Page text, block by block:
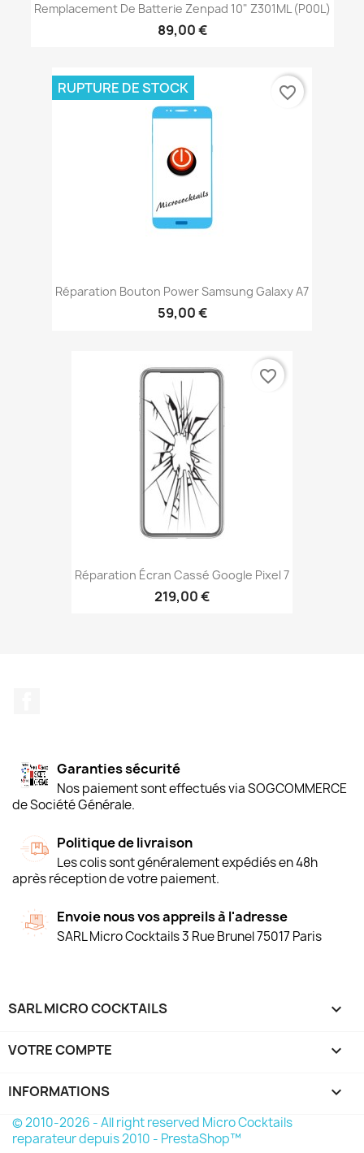
Remplacement De Batterie Zenpad 10" Z301ML (P00L)
89,00 €
Réparation Bouton Power Samsung Galaxy A7
59,00 €
RUPTURE DE STOCK favorite_border
Réparation Écran Cassé Google Pixel 7
219,00 €
favorite_border
Garanties sécurité
Nos paiement sont effectués via SOGCOMMERCE
de Société Générale.
Politique de livraison
Les colis sont généralement expédiés en 48h
après réception de votre paiement.
Envoie nous vos appreils à l'adresse
SARL Micro Cocktails 3 Rue Brunel 75017 Paris
SARL MICRO COCKTAILS 
VOTRE COMPTE 
INFORMATIONS keyboard_arrow_down
© 2010-2026 - All right reserved Micro Cocktails
reparateur depuis 2010 - PrestaShop™